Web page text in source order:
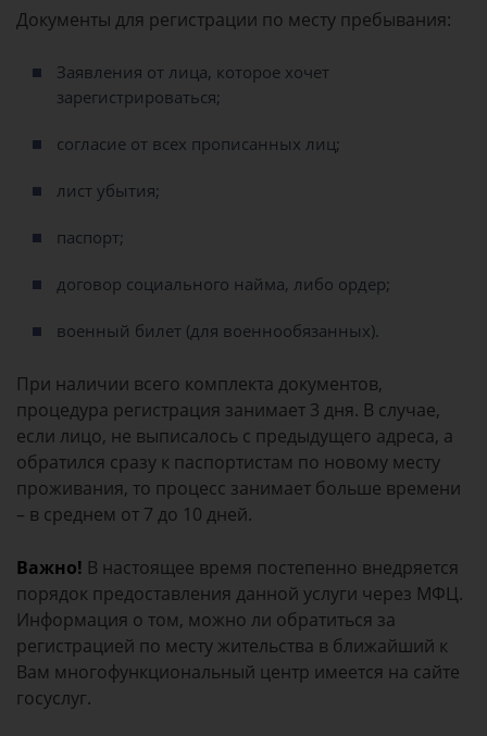
Документы для регистрации по месту пребывания:
Заявления от лица, которое хочет
зарегистрироваться;
согласие от всех прописанных лиц;
лист убытия;
паспорт;
договор социального найма, либо ордер;
военный билет (для военнообязанных).
При наличии всего комплекта документов,
процедура регистрация занимает 3 дня. В случае,
если лицо, не выписалось с предыдущего адреса, а
обратился сразу к паспортистам по новому месту
проживания, то процесс занимает больше времени
– в среднем от 7 до 10 дней.
Важно! В настоящее время постепенно внедряется
порядок предоставления данной услуги через МФЦ.
Информация о том, можно ли обратиться за
регистрацией по месту жительства в ближайший к
Вам многофункциональный центр имеется на сайте
госуслуг.